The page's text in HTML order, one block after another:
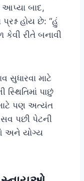
આપ્યા બાદ,
હોય છે: “હું
રીતે બનાવી
સુધારવા માટે
સ્થિતિમાં પાછું
માટે પણ અત્યંત
પછી પેટની
અને યોગ્ય